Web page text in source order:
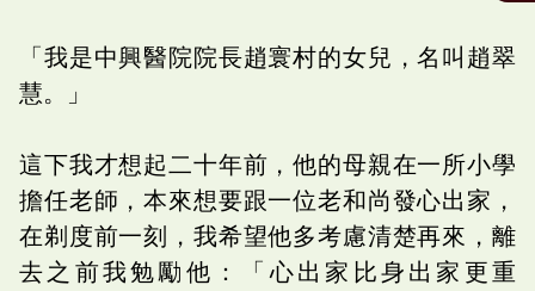
「我是中興醫院院長趙寰村的女兒，名叫趙翠
慧。」
這下我才想起二十年前，他的母親在一所小學
擔任老師，本來想要跟一位老和尚發心出家，
在剃度前一刻，我希望他多考慮清楚再來，離
去之前我勉勵他：「心出家比身出家更重